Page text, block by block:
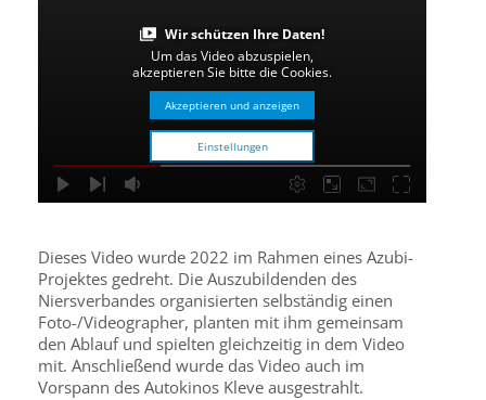
Wir schützen Ihre Daten!
Um das Video abzuspielen,
akzeptieren Sie bitte die Cookies.
Akzeptieren und anzeigen
Einstellungen
Dieses Video wurde 2022 im Rahmen eines Azubi-
Projektes gedreht. Die Auszubildenden des
Niersverbandes organisierten selbständig einen
Foto-/Videographer, planten mit ihm gemeinsam
den Ablauf und spielten gleichzeitig in dem Video
mit. Anschließend wurde das Video auch im
Vorspann des Autokinos Kleve ausgestrahlt.